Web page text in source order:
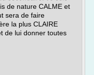
de nature CALME et
sera de faire
la plus CLAIRE
de lui donner toutes